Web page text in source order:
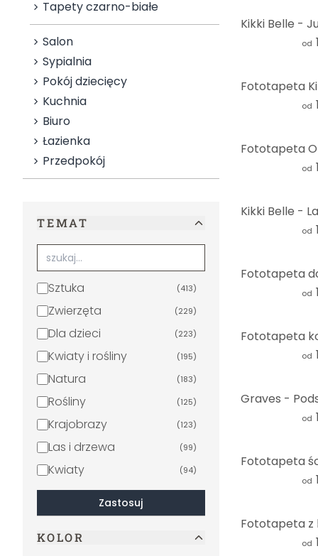
Tapety czarno-białe
Salon
Sypialnia
Pokój dziecięcy
Kuchnia
Biuro
Łazienka
Przedpokój
TEMAT
Sztuka (413)
Zwierzęta (229)
Dla dzieci (223)
Kwiaty i rośliny (195)
Natura (183)
Rośliny (125)
Krajobrazy (123)
Las i drzewa (99)
Kwiaty (94)
Miasta i podróże (54)
Abstrakcyjny (52)
Czarno-biały )
Zastosuj
KOLOR
od
od
od
od
od
od
od
od
od